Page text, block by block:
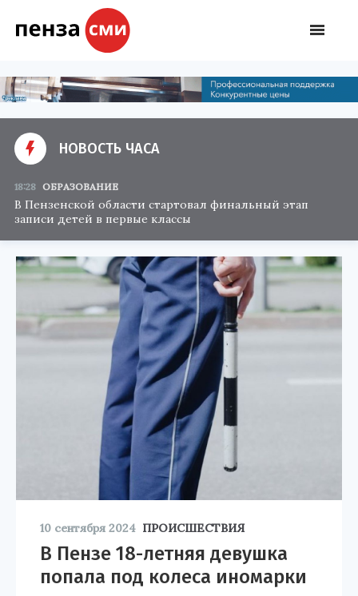
НОВОСТЬ ЧАСА
18:28 ОБРАЗОВАНИЕ
В Пензенской области стартовал финальный этап
записи детей в первые классы
10 сентября 2024 ПРОИСШЕСТВИЯ
В Пензе 18-летняя девушка
попала под колеса иномарки